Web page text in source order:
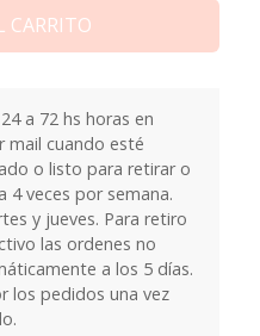
CARRITO
a 72 hs horas en
mail cuando esté
o listo para retirar o
4 veces por semana.
y jueves. Para retiro
las ordenes no
a los 5 días.
los pedidos una vez